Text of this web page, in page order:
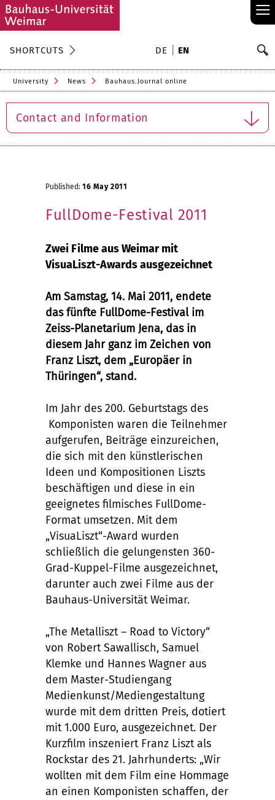
≡
SHORTCUTS DE EN
University News Bauhaus.Journal online
Contact and Information
Published: 16 May 2011
FullDome-Festival 2011
Zwei Filme aus Weimar mit
VisuaLiszt-Awards ausgezeichnet
Am Samstag, 14. Mai 2011, endete
das fünfte FullDome-Festival im
Zeiss-Planetarium Jena, das in
diesem Jahr ganz im Zeichen von
Franz Liszt, dem „Europäer in
Thüringen“, stand.
Im Jahr des 200. Geburtstags des
Komponisten waren die Teilnehmer
aufgerufen, Beiträge einzureichen,
die sich mit den künstlerischen
Ideen und Kompositionen Liszts
beschäftigen und diese in ein
geeignetes filmisches FullDome-
Format umsetzen. Mit dem
„VisuaLiszt“-Award wurden
schließlich die gelungensten 360-
Grad-Kuppel-Filme ausgezeichnet,
darunter auch zwei Filme aus der
Bauhaus-Universität Weimar.
„The Metalliszt – Road to Victory“
von Robert Sawallisch, Samuel
Klemke und Hannes Wagner aus
dem Master-Studiengang
Medienkunst/Mediengestaltung
wurde mit dem dritten Preis, dotiert
mit 1.000 Euro, ausgezeichnet. Der
Kurzfilm inszeniert Franz Liszt als
Rockstar des 21. Jahrhunderts: „Wir
wollten mit dem Film eine Hommage
an einen Komponisten schaffen, der